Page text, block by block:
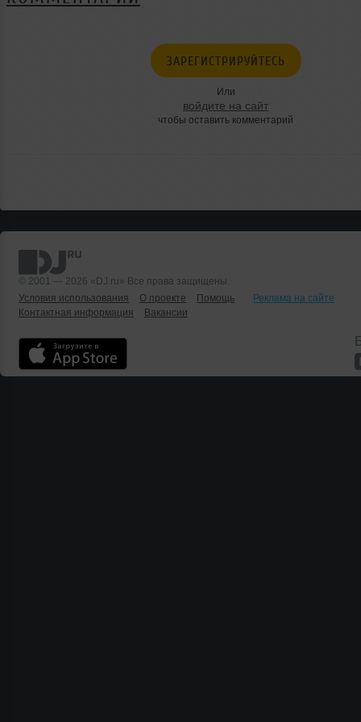
ЗАРЕГИСТРИРУЙТЕСЬ
Или
войдите на сайт
чтобы оставить комментарий
© 2001 — 2026 «DJ.ru» Все права защищены.
Условия использования
О проекте Помощь
Реклама на сайте
Контактная информация
Вакансии